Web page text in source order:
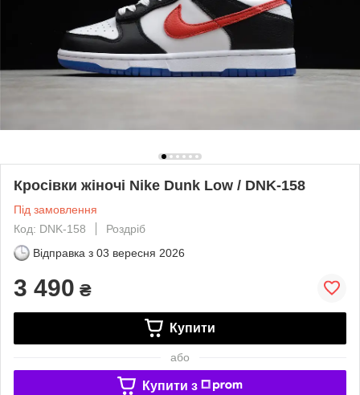
Кросівки жіночі Nike Dunk Low / DNK-158
Під замовлення
Код: DNK-158
Роздріб
Відправка з 03 вересня 2026
3 490 ₴
Купити
або
Купити з